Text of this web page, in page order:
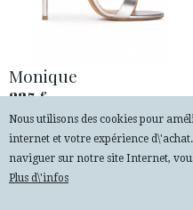
Monique
235€
Sandales à talons hauts en cuir
métallisé argenté
Nous utilisons des cookies pour
internet et votre expérience
naviguer sur notre site Internet,
Plus d\'infos